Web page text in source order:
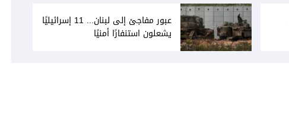
عبور مفاجئ إلى لبنان... 11 إسرائيليًا
يشعلون استنفارًا أمنيًا